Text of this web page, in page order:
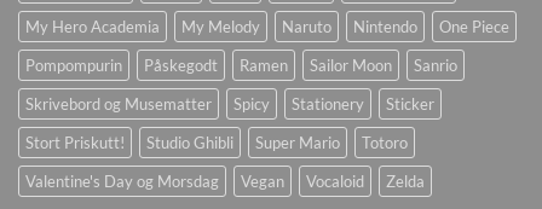
My Hero Academia
My Melody Naruto Nintendo
One Piece
Pompompurin
Påskegodt Ramen Sailor Moon
Sanrio
Skrivebord og Musematter
Spicy Stationery
Sticker
Stort Priskutt!
Studio Ghibli Super Mario
Totoro
Valentine's Day og Morsdag
Vegan Vocaloid Zelda